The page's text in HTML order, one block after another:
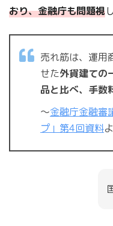
おり、金融庁も問題視
売れ筋は、運用
せた外貨建ての
品と比べ、手数
〜金融庁金融審
プ」第4回資料